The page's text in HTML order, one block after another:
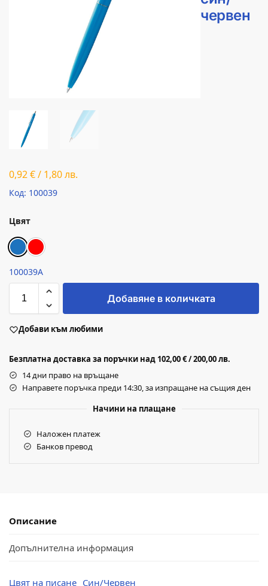
червен
0,92€/ 1,80лв.
Код: 100039
Цвят
100039A
Добавяне в количката
Добави към любими
Безплатна доставка за поръчки над 102,00 € / 200,00 лв.
14 дни право на връщане
Направете поръчка преди 14:30, за изпращане на същия ден
Начини на плащане
Наложен платеж
Банков превод
Описание
Допълнителна информация
Цвят на писане Син/Червен